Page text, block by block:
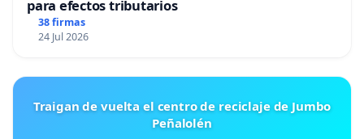
para efectos tributarios
38 firmas
24 Jul 2026
Traigan de vuelta el centro de reciclaje de Jumbo
Peñalolén